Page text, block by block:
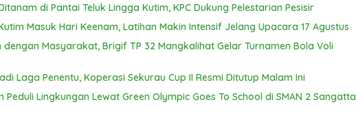
di Pantai Teluk Lingga Kutim, KPC Dukung Pelestarian Pesisir
Masuk Hari Keenam, Latihan Makin Intensif Jelang Upacara 17 Agustus
Masyarakat, Brigif TP 32 Mangkalihat Gelar Turnamen Bola Voli
Laga Penentu, Koperasi Sekurau Cup II Resmi Ditutup Malam Ini
Peduli Lingkungan Lewat Green Olympic Goes To School di SMAN 2 Sangatta